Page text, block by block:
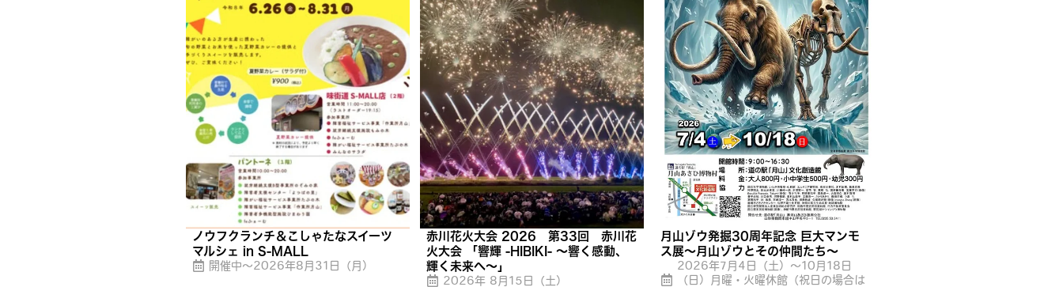
ノウフクランチ＆こしゃたなスイーツ
マルシェ in S-MALL
開催中〜2026年8月31日（月）
赤川花火大会 2026 第33回 赤川花
火大会 「響輝 -HIBIKI- 〜響く感動、
輝く未来へ〜」
2026年 8月15日（土）
月山ゾウ発掘30周年記念 巨大マンモ
ス展〜月山ゾウとその仲間たち〜
2026年7月4日（土）～10月18日
（日）月曜・火曜休館（祝日の場合は